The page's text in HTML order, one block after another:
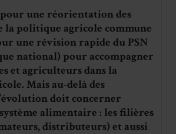
pour une réorientation des
la politique agricole commune
une révision rapide du PSN
national) pour accompagner
et agriculteurs dans la
Mais au-delà des
doit concerner
alimentaire : les filières
distributeurs) et aussi